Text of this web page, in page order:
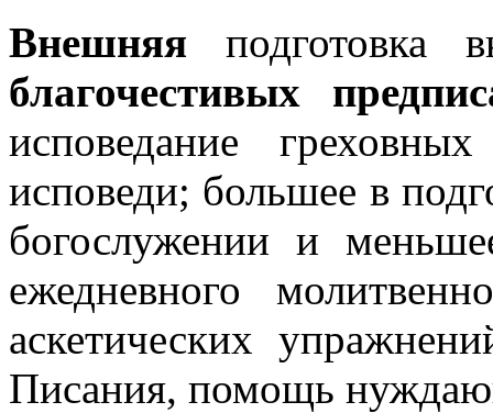
Внешняя подготовка
благочестивых
исповедание
исповеди; большее в
богослужении и
ежедневного
аскетических
Писания, помощь